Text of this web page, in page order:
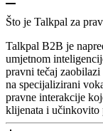
Što je Talkpal za
Talkpal B2B je
umjetnom
pravni tečaj
na specijalizirani
pravne interakcije
klijenata i učinkovito